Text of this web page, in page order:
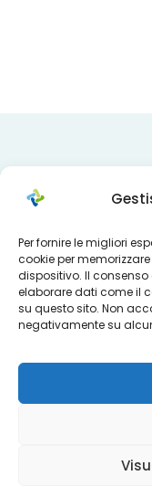
Per fornire le migliori
cookie per
dispositivo. Il
elaborare dati come il
su questo sito. Non
negativamente su
Dove siamo